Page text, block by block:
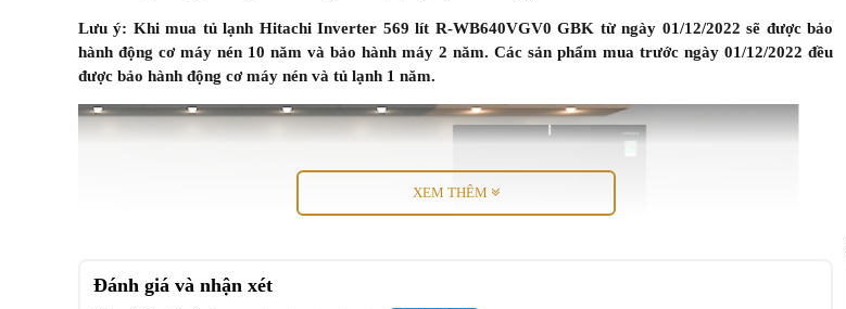
Lưu ý: Khi mua tủ lạnh Hitachi Inverter 569 lít R-WB640VGV0 GBK từ ngày 01/12/2022 sẽ được bảo
hành động cơ máy nén 10 năm và bảo hành máy 2 năm. Các sản phẩm mua trước ngày 01/12/2022 đều
được bảo hành động cơ máy nén và tủ lạnh 1 năm.
XEM THÊM
Đánh giá và nhận xét